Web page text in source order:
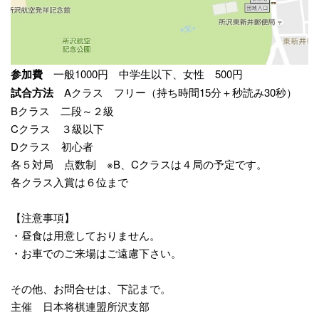
参加費一般1000円 中学生以下、女性 500円
試合方法Aクラス フリー（持ち時間15分＋秒読み30秒）
Bクラス 二段～２級
Cクラス ３級以下
Dクラス 初心者
各５対局 点数制 ※B、Cクラスは４局の予定です。
各クラス入賞は６位まで
【注意事項】
・昼食は用意しておりません。
・お車でのご来場はご遠慮下さい。
その他、お問合せは、下記まで。
主催 日本将棋連盟所沢支部